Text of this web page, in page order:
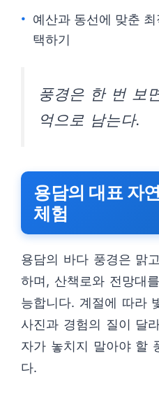
예산과 동선에 맞춘
택하기
풍경은 한 번 보
억으로 남는다.
용담의 대표 자
체험
용담의 바다 풍경은 맑
하며, 산책로와 전망대
능합니다. 계절에 따라
사진과 경험의 질이 달
자가 놓치지 말아야 할
다.